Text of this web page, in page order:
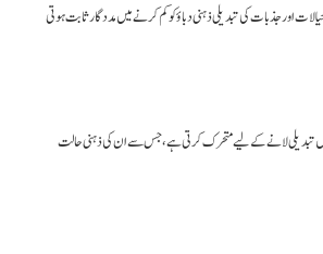
اور جذبات کی تبدیلی ذہنی دباؤ کو کم کرنے میں مددگار ثابت ہوتی
تبدیلی لانے کے لیے متحرک کرتی ہے، جس سے ان کی ذہنی حالت